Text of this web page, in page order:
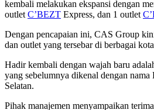
kembali melakukan ekspansi dengan
outlet C’BEZT Express, dan 1 outlet
Dengan pencapaian ini, CAS Group
dan outlet yang tersebar di berbagai
Hadir kembali dengan wajah baru
yang sebelumnya dikenal dengan
Selatan.
Pihak manajemen menyampaikan